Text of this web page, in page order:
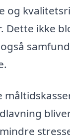
og
Dette ikke